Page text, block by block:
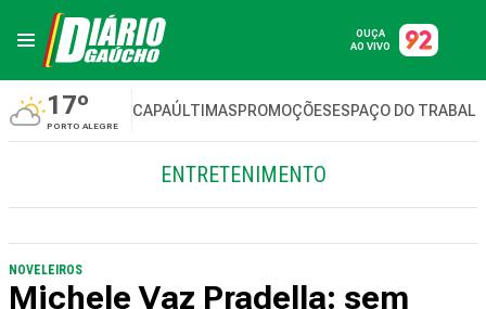
OUÇA
AO VIVO
17º
PORTO ALEGRE
CAPAÚLTIMASPROMOÇÕESESPAÇO DO
ENTRETENIMENTO
NOVELEIROS
Michele Vaz Pradella: sem